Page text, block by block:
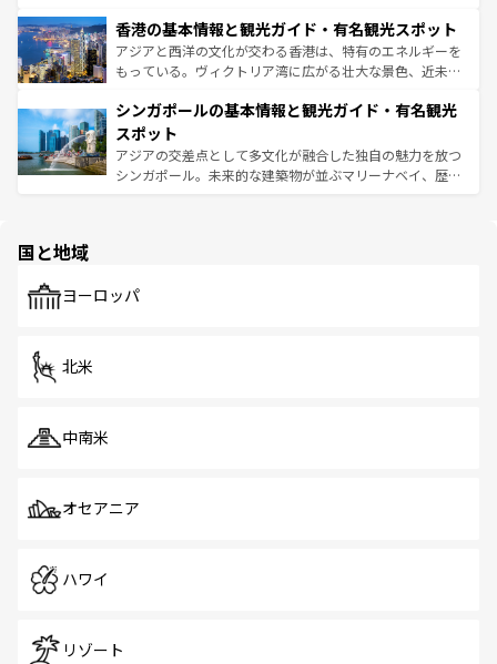
とつ。フォーやバインミー、ベトナムコーヒーなどは、ぜ
ひ現地で味わいたい。どの地域を訪れてもあたたかい人々
が旅行者を迎えてくれるので、きっと忘れられない旅にな
参照してほしい。
の活気が交差している。北部ではチェンマイなどの山岳地
帯で自然と触れ合い、南部ではプーケットやクラビの美し
いビーチでリゾート気分を楽しむことができる。タイ料理
激する。気候は一年中温暖で、どの季節にも異なる楽しみ
が待っている。親しみやすいタイの人々、仏教を中心とし
た文化、そして多様な観光資源が、訪れる旅人を魅了し続
ける。 なお、新着のタイ情報はコンテンツ一覧を参照して
香港の基本情報と観光ガイド・有名観光スポット
アジアと西洋の文化が交わる香港は、特有のエネルギーを
もっている。ヴィクトリア湾に広がる壮大な景色、近未来
み、どこを訪れても感動するはず。観光スポットが密集し
ており、効率よく見どころを回れるのも魅力。息をのむよ
うな絶景から文化的な体験まで、香港を存分に楽しみ尽く
そう。 なお、新着の香港情報はコンテンツ一覧を参照して
シンガポールの基本情報と観光ガイド・有名観光
スポット
アジアの交差点として多文化が融合した独自の魅力を放つ
シンガポール。未来的な建築物が並ぶマリーナベイ、歴史
で、ホーカーズは地元の風情を楽しめる外せないスポット
国と地域
ヨーロッパ
北米
中南米
オセアニア
ハワイ
リゾート